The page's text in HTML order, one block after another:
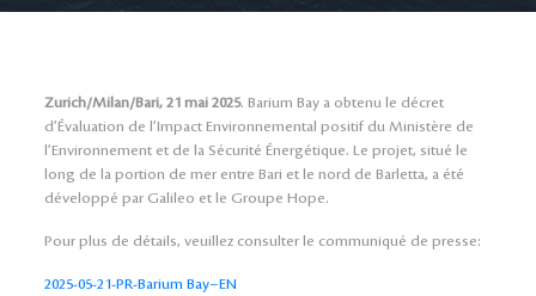
Zurich/Milan/Bari, 21 mai 2025. Barium Bay a obtenu le décret
d’Évaluation de l’Impact Environnemental positif du Ministère de
l’Environnement et de la Sécurité Énergétique. Le projet, situé le
long de la portion de mer entre Bari et le nord de Barletta, a été
développé par Galileo et le Groupe Hope.
Pour plus de détails, veuillez consulter le communiqué de presse:
2025-05-21-PR-Barium Bay–EN